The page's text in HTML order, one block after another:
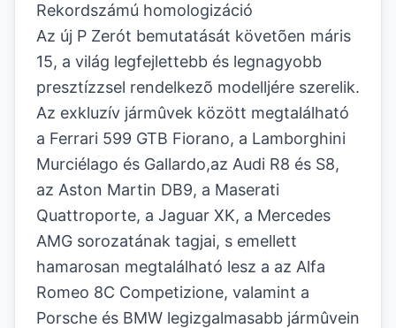
Rekordszámú homologizáció
Az új P Zerót bemutatását követõen máris
15, a világ legfejlettebb és legnagyobb
presztízzsel rendelkezõ modelljére szerelik.
Az exkluzív jármûvek között megtalálható
a Ferrari 599 GTB Fiorano, a Lamborghini
Murciélago és Gallardo,az Audi R8 és S8,
az Aston Martin DB9, a Maserati
Quattroporte, a Jaguar XK, a Mercedes
AMG sorozatának tagjai, s emellett
hamarosan megtalálható lesz a az Alfa
Romeo 8C Competizione, valamint a
Porsche és BMW legizgalmasabb jármûvein